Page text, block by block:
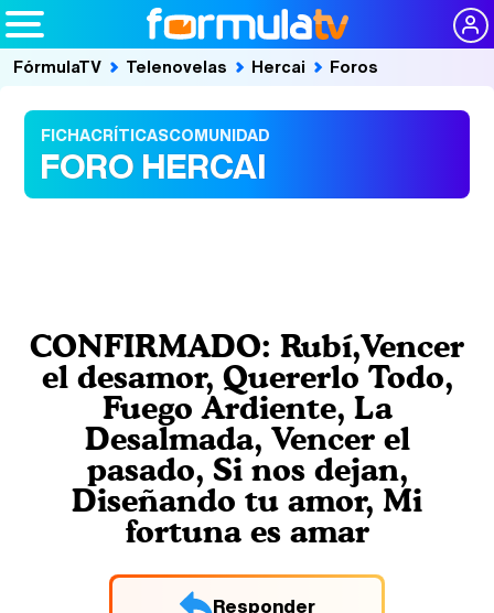
FórmulaTV Telenovelas Hercai Foros
FICHACRÍTICASCOMUNIDAD
FORO HERCAI
CONFIRMADO: Rubí,Vencer
el desamor, Quererlo Todo,
Fuego Ardiente, La
Desalmada, Vencer el
pasado, Si nos dejan,
Diseñando tu amor, Mi
fortuna es amar
Responder